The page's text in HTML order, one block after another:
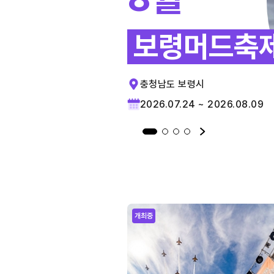
보령머드축
충청남도 보령시
2026.07.24 ~ 2026.08.09
개최중